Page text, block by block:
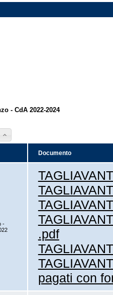
- CdA 2022-2024
Documento
-
.pdf
pagati con